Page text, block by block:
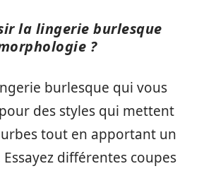
la lingerie burlesque
?
burlesque qui vous
des styles qui mettent
tout en apportant un
différentes coupes